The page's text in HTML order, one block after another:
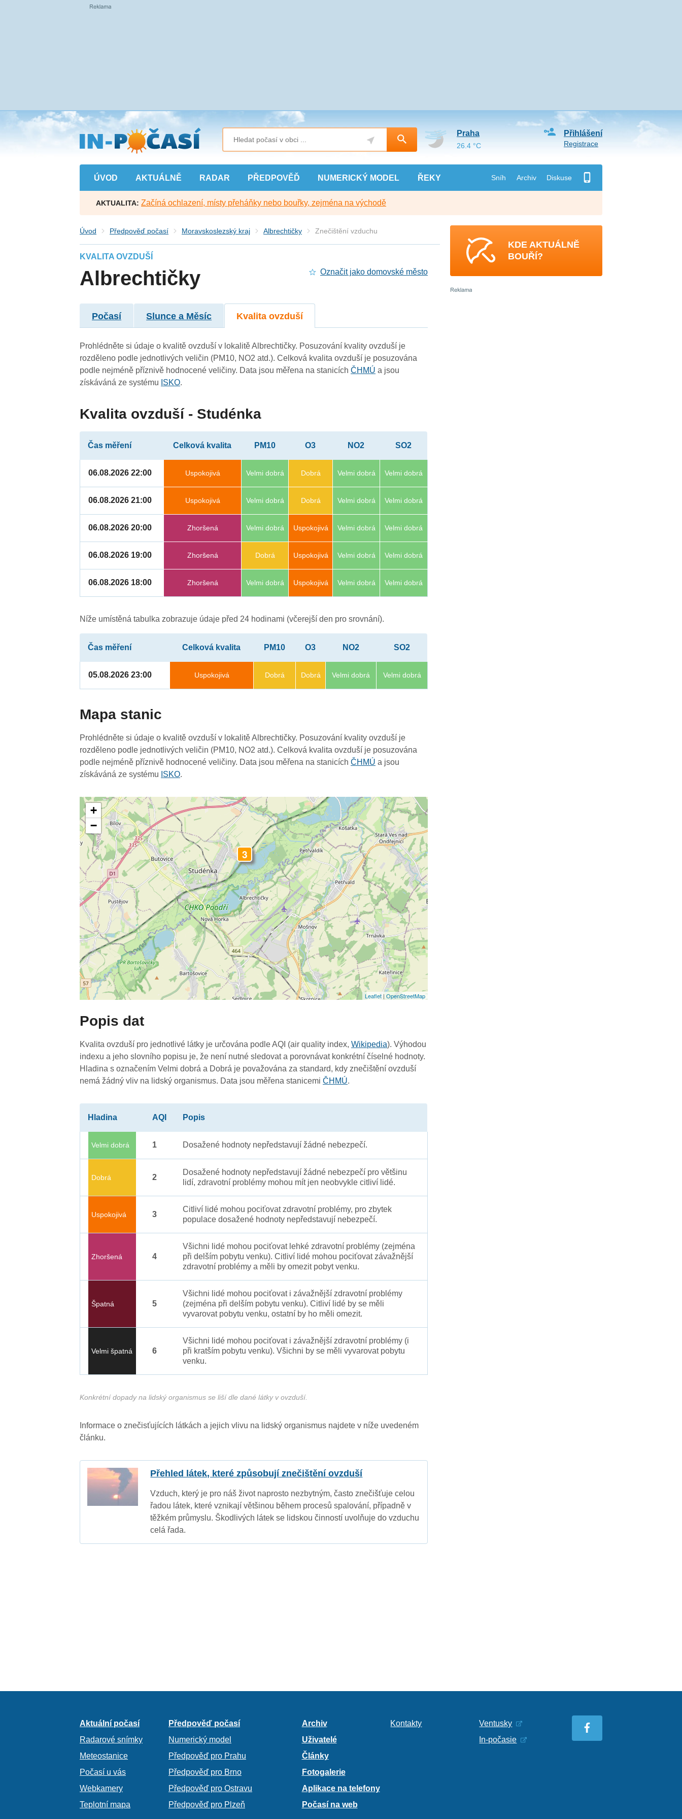
Přejít
na
hlavní
obsah
ÚVOD AKTUÁLNĚ RADAR PŘEDPOVĚĎ NUMERICKÝ MODEL ŘEKY Sníh Archiv Diskuse
Přihlášení
Registrace
Praha
26.4 °C
AKTUALITA: Začíná ochlazení, místy přeháňky nebo bouřky, zejména na východě
Úvod Předpověď počasí Moravskoslezský kraj Albrechtičky Znečištění vzduchu
KVALITA OVZDUŠÍ
Albrechtičky Označit jako domovské město
Počasí Slunce a Měsíc Kvalita ovzduší
Prohlédněte si údaje o kvalitě ovzduší v lokalitě Albrechtičky. Posuzování kvality ovzduší je
rozděleno podle jednotlivých veličin (PM10, NO2 atd.). Celková kvalita ovzduší je posuzována
podle nejméně příznivě hodnocené veličiny. Data jsou měřena na stanicíchČHMÚ a jsou
získáváná ze systému ISKO.
Kvalita ovzduší - Studénka
Čas měření Celková kvalita PM10 O3 NO2 SO2
06.08.2026 22:00 Uspokojivá Velmi dobrá Dobrá Velmi dobrá Velmi dobrá
06.08.2026 21:00 Uspokojivá Velmi dobrá Dobrá Velmi dobrá Velmi dobrá
06.08.2026 20:00 Zhoršená Velmi dobrá Uspokojivá Velmi dobrá Velmi dobrá
06.08.2026 19:00 Zhoršená Dobrá Uspokojivá Velmi dobrá Velmi dobrá
06.08.2026 18:00 Zhoršená Velmi dobrá Uspokojivá Velmi dobrá Velmi dobrá
Níže umístěná tabulka zobrazuje údaje před 24 hodinami (včerejší den pro srovnání).
Čas měření Celková kvalita PM10 O3 NO2 SO2
05.08.2026 23:00 Uspokojivá Dobrá Dobrá Velmi dobrá Velmi dobrá
Mapa stanic
Prohlédněte si údaje o kvalitě ovzduší v lokalitě Albrechtičky. Posuzování kvality ovzduší je
rozděleno podle jednotlivých veličin (PM10, NO2 atd.). Celková kvalita ovzduší je posuzována
podle nejméně příznivě hodnocené veličiny. Data jsou měřena na stanicíchČHMÚ a jsou
získáváná ze systému ISKO.
3
4
+
−
Leaflet| OpenStreetMap
Popis dat
Kvalita ovzduší pro jednotlivé látky je určována podle AQI (air quality index,Wikipedia). Výhodou
indexu a jeho slovního popisu je, že není nutné sledovat a porovnávat konkrétní číselné hodnoty.
Hladina s označením Velmi dobrá a Dobrá je považována za standard, kdy znečištění ovzduší
nemá žádný vliv na lidský organismus. Data jsou měřena stanicemiČHMÚ.
Hladina AQI Popis
Velmi dobrá 1 Dosažené hodnoty nepředstavují žádné nebezpečí.
Dobrá 2
Dosažené hodnoty nepředstavují žádné nebezpečí pro většinu
lidí, zdravotní problémy mohou mít jen neobvykle citliví lidé.
Uspokojivá 3
Citliví lidé mohou pociťovat zdravotní problémy, pro zbytek
populace dosažené hodnoty nepředstavují nebezpečí.
Zhoršená 4
Všichni lidé mohou pociťovat lehké zdravotní problémy (zejména
při delším pobytu venku). Citliví lidé mohou pociťovat závažnější
zdravotní problémy a měli by omezit pobyt venku.
Špatná 5
Všichni lidé mohou pociťovat i závažnější zdravotní problémy
(zejména při delším pobytu venku). Citliví lidé by se měli
vyvarovat pobytu venku, ostatní by ho měli omezit.
Velmi špatná 6
Všichni lidé mohou pociťovat i závažnější zdravotní problémy (i
při kratším pobytu venku). Všichni by se měli vyvarovat pobytu
venku.
Konkrétní dopady na lidský organismus se liší dle dané látky v ovzduší.
Informace o znečisťujících látkách a jejich vlivu na lidský organismus najdete v níže uvedeném
článku.
Přehled látek, které způsobují znečištění ovzduší
Vzduch, který je pro náš život naprosto nezbytným, často znečišťuje celou
řadou látek, které vznikají většinou během procesů spalování, případně v
těžkém průmyslu. Škodlivých látek se lidskou činností uvolňuje do vzduchu
celá řada.
KDE AKTUÁLNĚ
BOUŘÍ?
Aktuální počasí
Radarové snímky
Meteostanice
Počasí u vás
Webkamery
Teplotní mapa
Předpověď počasí
Numerický model
Předpověď pro Prahu
Předpověď pro Brno
Předpověď pro Ostravu
Předpověď pro Plzeň
Archiv
Uživatelé
Články
Fotogalerie
Aplikace na telefony
Počasí na web
Kontakty
Ventusky
In-počasie